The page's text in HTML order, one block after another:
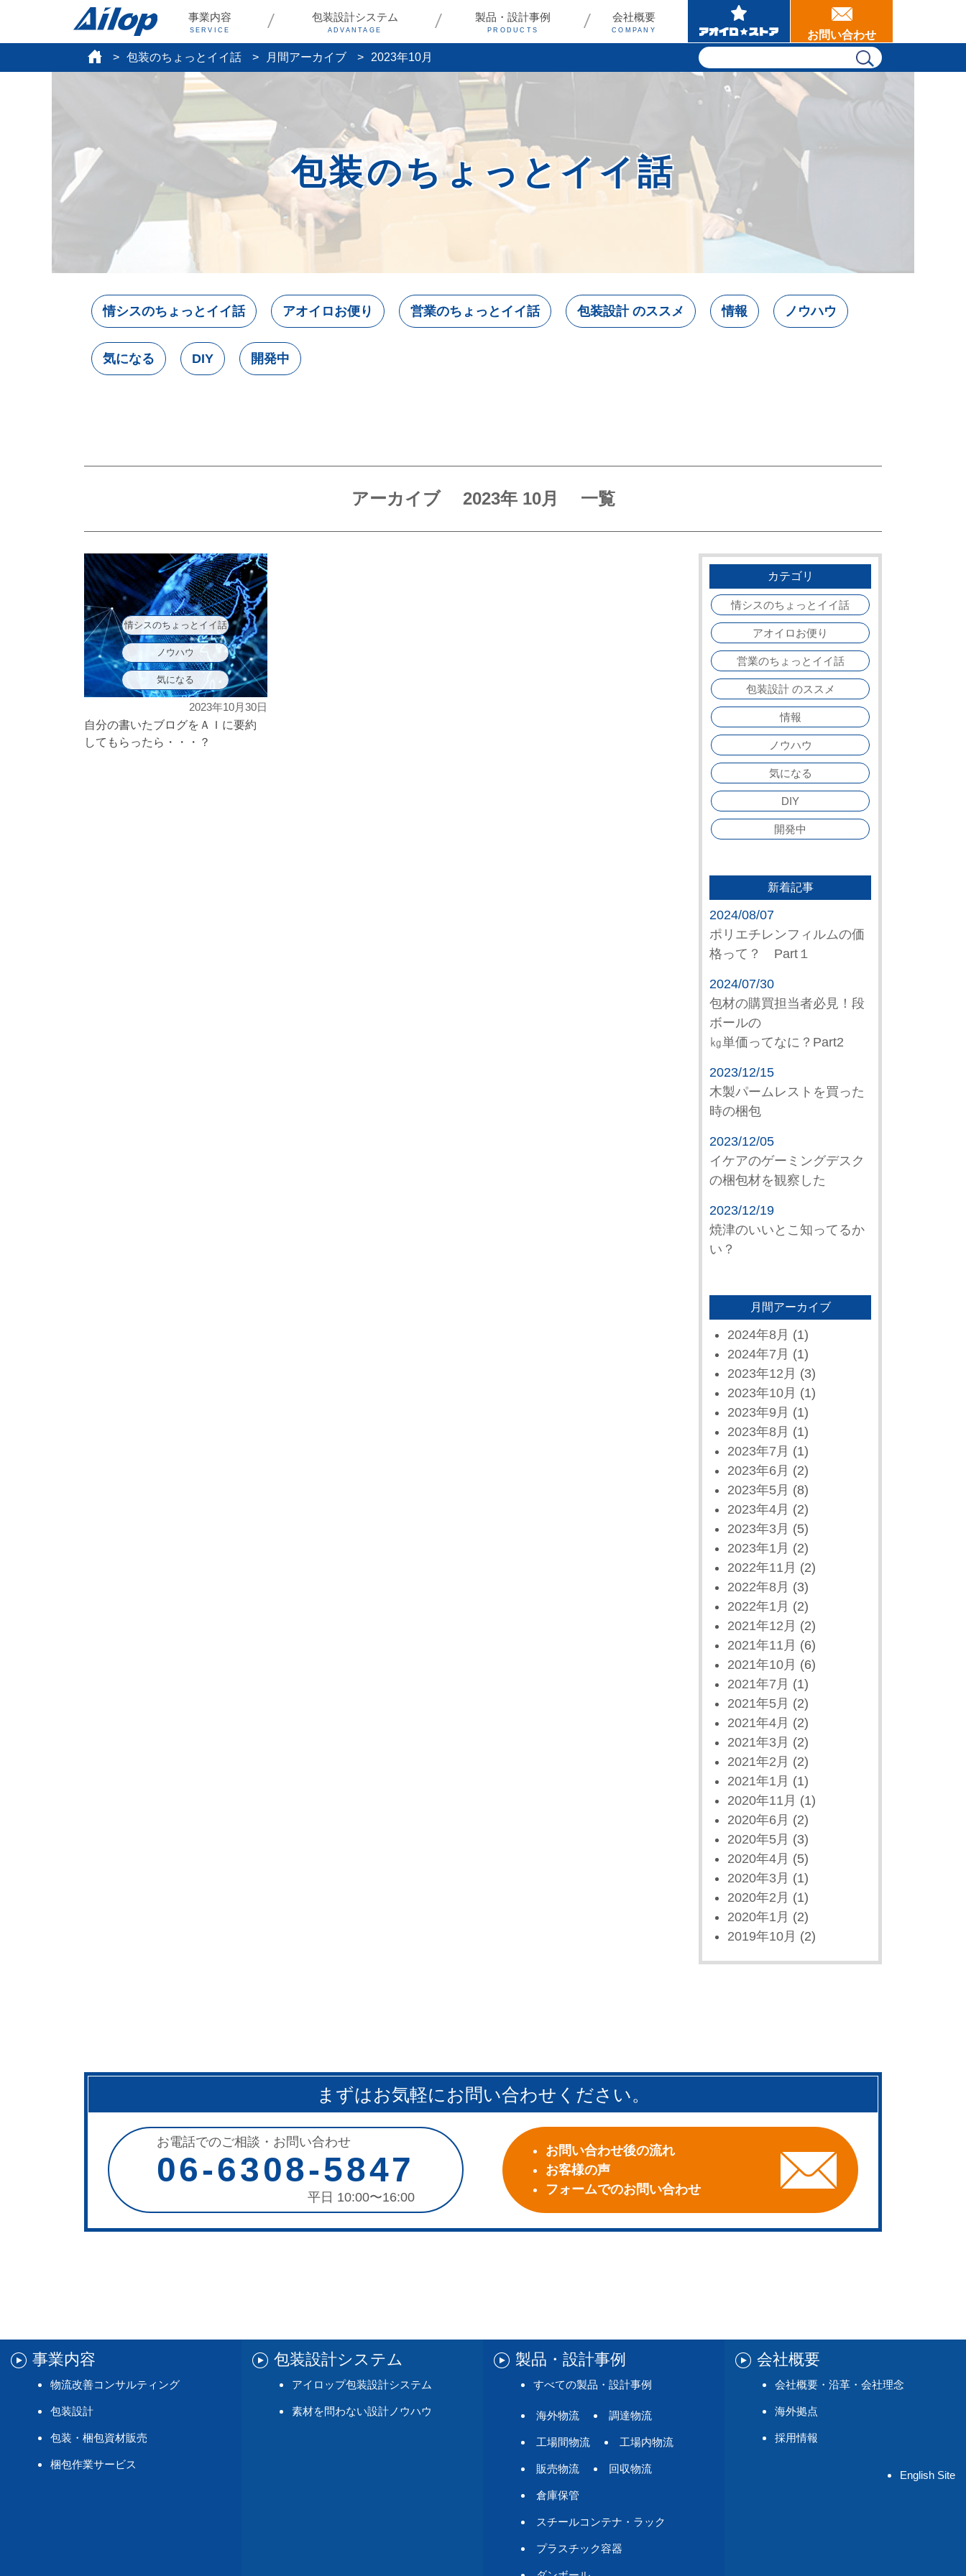
事業内容
SERVICE
包装設計システム
ADVANTAGE
製品・設計事例
PRODUCTS
会社概要
COMPANY
お問い合わせ
包装のちょっとイイ話
月間アーカイブ 2023年10月
包装のちょっとイイ話
情シスのちょっとイイ話 アオイロお便り 営業のちょっとイイ話 包装設計 のススメ 情報 ノウハウ
気になる DIY 開発中
アーカイブ 2023年 10月 一覧
情シスのちょっとイイ話
ノウハウ
気になる
2023年10月30日
自分の書いたブログをＡＩに要約
してもらったら・・・？
カテゴリ
情シスのちょっとイイ話
アオイロお便り
営業のちょっとイイ話
包装設計 のススメ
情報
ノウハウ
気になる
DIY
開発中
新着記事
2024/08/07
ポリエチレンフィルムの価
格って？ Part１
2024/07/30
包材の購買担当者必見！段
ボールの
㎏単価ってなに？Part2
2023/12/15
木製パームレストを買った
時の梱包
2023/12/05
イケアのゲーミングデスク
の梱包材を観察した
2023/12/19
焼津のいいとこ知ってるか
い？
月間アーカイブ
2024年8月 (1)
2024年7月 (1)
2023年12月 (3)
2023年10月 (1)
2023年9月 (1)
2023年8月 (1)
2023年7月 (1)
2023年6月 (2)
2023年5月 (8)
2023年4月 (2)
2023年3月 (5)
2023年1月 (2)
2022年11月 (2)
2022年8月 (3)
2022年1月 (2)
2021年12月 (2)
2021年11月 (6)
2021年10月 (6)
2021年7月 (1)
2021年5月 (2)
2021年4月 (2)
2021年3月 (2)
2021年2月 (2)
2021年1月 (1)
2020年11月 (1)
2020年6月 (2)
2020年5月 (3)
2020年4月 (5)
2020年3月 (1)
2020年2月 (1)
2020年1月 (2)
2019年10月 (2)
まずはお気軽にお問い合わせください。
お電話でのご相談・お問い合わせ
06-6308-5847
平日 10:00〜16:00
お問い合わせ後の流れ
お客様の声
フォームでのお問い合わせ
事業内容
物流改善コンサルティング
包装設計
包装・梱包資材販売
梱包作業サービス
包装設計システム
アイロップ包装設計システム
素材を問わない設計ノウハウ
製品・設計事例
すべての製品・設計事例
海外物流 調達物流
工場間物流 工場内物流
販売物流 回収物流
倉庫保管
スチールコンテナ・ラック
プラスチック容器
会社概要
会社概要・沿革・会社理念
海外拠点
採用情報
English Site